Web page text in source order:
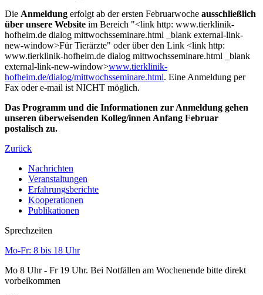
Die Anmeldung erfolgt ab der ersten Februarwoche ausschließlich
über unsere Website im Bereich "<link http: www.tierklinik-
hofheim.de dialog mittwochsseminare.html _blank external-link-
new-window>Für Tierärzte" oder über den Link <link http:
www.tierklinik-hofheim.de dialog mittwochsseminare.html _blank
external-link-new-window>www.tierklinik-
hofheim.de/dialog/mittwochsseminare.html. Eine Anmeldung per
Fax oder e-mail ist NICHT möglich.
Das Programm und die Informationen zur Anmeldung gehen
unseren überweisenden Kolleg/innen Anfang Februar
postalisch zu.
Zurück
Nachrichten
Veranstaltungen
Erfahrungsberichte
Kooperationen
Publikationen
Sprechzeiten
Mo-Fr: 8 bis 18 Uhr
Mo 8 Uhr - Fr 19 Uhr. Bei Notfällen am Wochenende bitte direkt
vorbeikommen